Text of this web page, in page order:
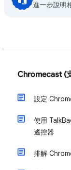
進一步說明
Chromecast (
設定
使用
遙控器
排解